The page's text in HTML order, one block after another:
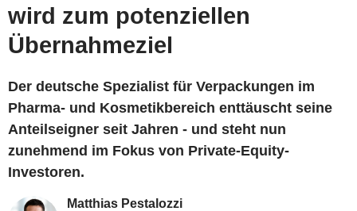
wird zum potenziellen
Übernahmeziel
Der deutsche Spezialist für Verpackungen im
Pharma- und Kosmetikbereich enttäuscht seine
Anteilseigner seit Jahren - und steht nun
zunehmend im Fokus von Private-Equity-
Investoren.
Matthias Pestalozzi